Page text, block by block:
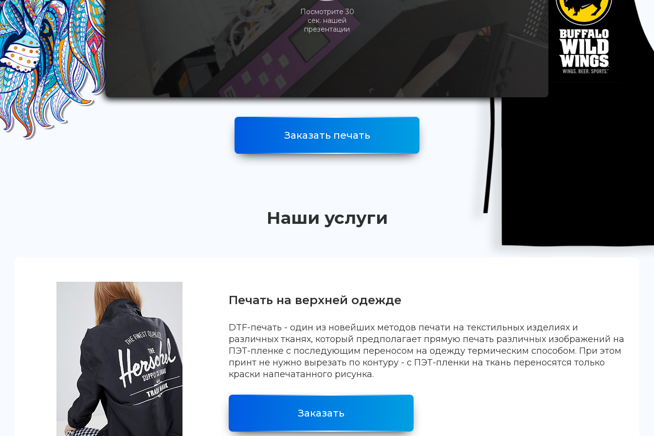
Посмотрите 30
сек. нашей
презентации
Заказать печать
Наши услуги
Печать на верхней одежде
DTF-печать - один из новейших методов печати на текстильных изделиях и
различных тканях, который предполагает прямую печать различных изображений на
ПЭТ-пленке с последующим переносом на одежду термическим способом. При этом
принт не нужно вырезать по контуру - с ПЭТ-пленки на ткань переносятся только
краски напечатанного рисунка.
Заказать